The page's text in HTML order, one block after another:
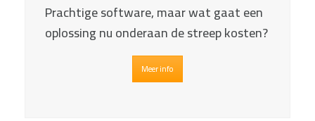
Prachtige software, maar wat gaat een
oplossing nu onderaan de streep kosten?
Meer info